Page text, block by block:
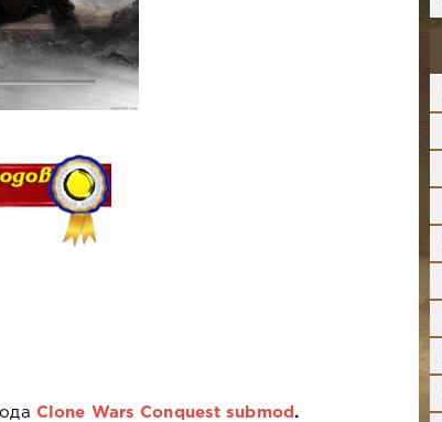
Clone Wars Conquest submod .